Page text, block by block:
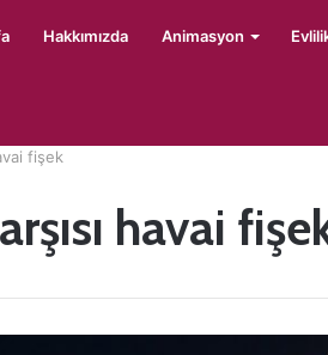
Hakkımızda Animasyon
fişek
havai